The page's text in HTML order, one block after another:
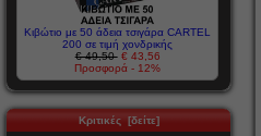
Κιβώτιο με 50 άδεια τσιγάρα CARTEL
200 σε τιμή χονδρικής
€ 49,50 € 43,56
Προσφορά - 12%
Κριτικές [δείτε]